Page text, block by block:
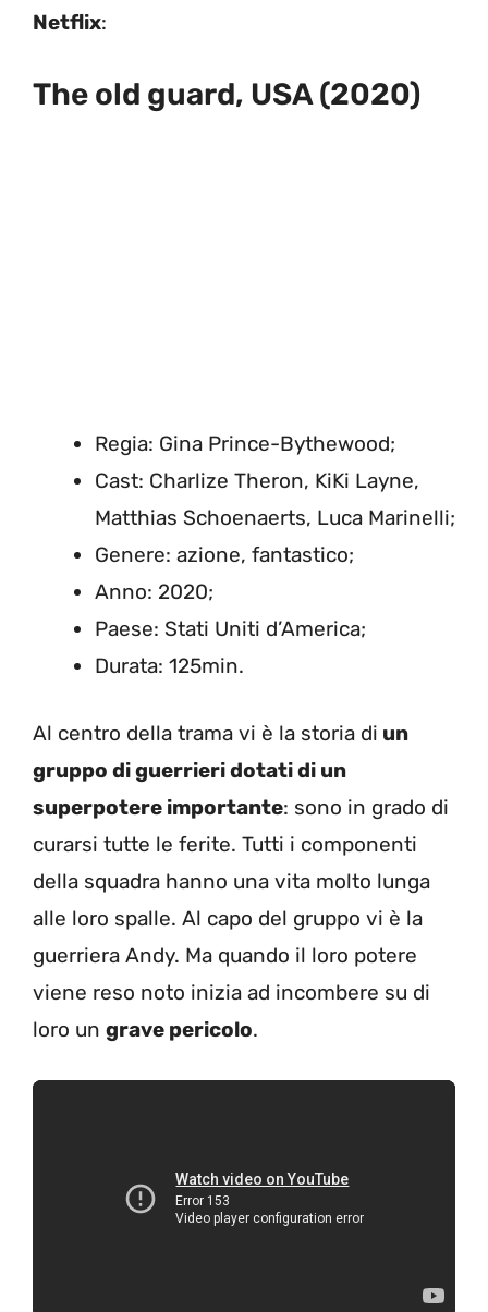
Netflix:
The old guard, USA (2020)
Regia: Gina Prince-Bythewood;
Cast: Charlize Theron, KiKi Layne,
Matthias Schoenaerts, Luca Marinelli;
Genere: azione, fantastico;
Anno: 2020;
Paese: Stati Uniti d’America;
Durata: 125min.
Al centro della trama vi è la storia di un
gruppo di guerrieri dotati di un
superpotere importante: sono in grado di
curarsi tutte le ferite. Tutti i componenti
della squadra hanno una vita molto lunga
alle loro spalle. Al capo del gruppo vi è la
guerriera Andy. Ma quando il loro potere
viene reso noto inizia ad incombere su di
loro un grave pericolo.